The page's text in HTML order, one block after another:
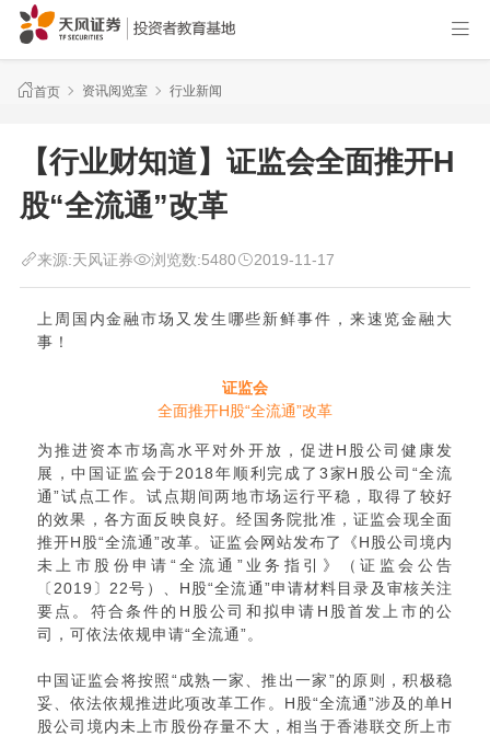
首页 资讯阅览室 行业新闻
【行业财知道】证监会全面推开H
股“全流通”改革
来源:天风证券 浏览数:5480 2019-11-17
上周国内金融市场又发生哪些新鲜事件，来速览金融大
事！
证监会
全面推开H股“全流通”改革
为推进资本市场高水平对外开放，促进H股公司健康发
展，中国证监会于2018年顺利完成了3家H股公司“全流
通”试点工作。试点期间两地市场运行平稳，取得了较好
的效果，各方面反映良好。经国务院批准，证监会现全面
推开H股“全流通”改革。证监会网站发布了《H股公司境内
未上市股份申请“全流通”业务指引》（证监会公告
〔2019〕22号）、H股“全流通”申请材料目录及审核关注
要点。符合条件的H股公司和拟申请H股首发上市的公
司，可依法依规申请“全流通”。
中国证监会将按照“成熟一家、推出一家”的原则，积极稳
妥、依法依规推进此项改革工作。H股“全流通”涉及的单H
股公司境内未上市股份存量不大，相当于香港联交所上市